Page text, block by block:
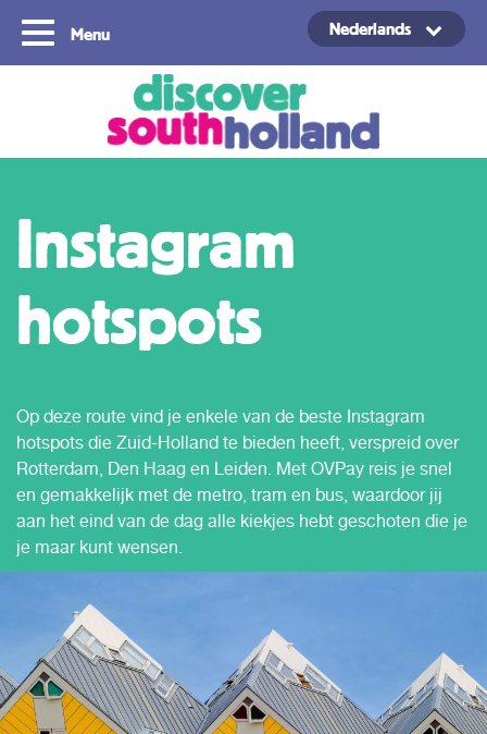
Menu
Copyright ©2024
Nederlands
Instagram
hotspots
Op deze route vind je enkele van de beste Instagram
hotspots die Zuid-Holland te bieden heeft, verspreid over
Rotterdam, Den Haag en Leiden. Met OVPay reis je snel
en gemakkelijk met de metro, tram en bus, waardoor jij
aan het eind van de dag alle kiekjes hebt geschoten die je
je maar kunt wensen.